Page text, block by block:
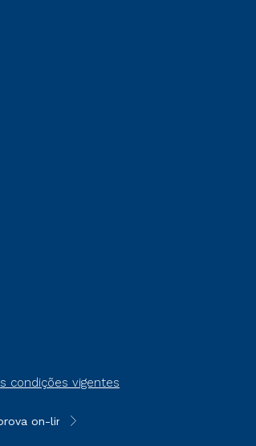
condições vigentes
line ou agendada, que ofertam
**Semipresencial é um formato do